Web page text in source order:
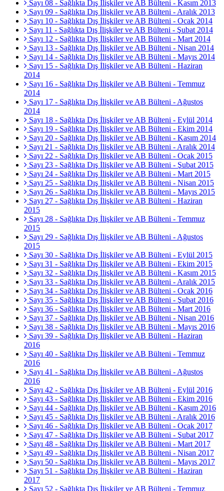
Sayı 08 - Sağlıkta Dış İlişkiler ve AB Bülteni - Kasım 2013
Sayı 09 - Sağlıkta Dış İlişkiler ve AB Bülteni - Aralık 2013
Sayı 10 - Sağlıkta Dış İlişkiler ve AB Bülteni - Ocak 2014
Sayı 11 - Sağlıkta Dış İlişkiler ve AB Bülteni - Şubat 2014
Sayı 12 - Sağlıkta Dış İlişkiler ve AB Bülteni - Mart 2014
Sayı 13 - Sağlıkta Dış İlişkiler ve AB Bülteni - Nisan 2014
Sayı 14 - Sağlıkta Dış İlişkiler ve AB Bülteni - Mayıs 2014
Sayı 15 - Sağlıkta Dış İlişkiler ve AB Bülteni - Haziran
2014
Sayı 16 - Sağlıkta Dış İlişkiler ve AB Bülteni - Temmuz
2014
Sayı 17 - Sağlıkta Dış İlişkiler ve AB Bülteni - Ağustos
2014
Sayı 18 - Sağlıkta Dış İlişkiler ve AB Bülteni - Eylül 2014
Sayı 19 - Sağlıkta Dış İlişkiler ve AB Bülteni - Ekim 2014
Sayı 20 - Sağlıkta Dış İlişkiler ve AB Bülteni - Kasım 2014
Sayı 21 - Sağlıkta Dış İlişkiler ve AB Bülteni - Aralık 2014
Sayı 22 - Sağlıkta Dış İlişkiler ve AB Bülteni - Ocak 2015
Sayı 23 - Sağlıkta Dış İlişkiler ve AB Bülteni - Şubat 2015
Sayı 24 - Sağlıkta Dış İlişkiler ve AB Bülteni - Mart 2015
Sayı 25 - Sağlıkta Dış İlişkiler ve AB Bülteni - Nisan 2015
Sayı 26 - Sağlıkta Dış İlişkiler ve AB Bülteni - Mayıs 2015
Sayı 27 - Sağlıkta Dış İlişkiler ve AB Bülteni - Haziran
2015
Sayı 28 - Sağlıkta Dış İlişkiler ve AB Bülteni - Temmuz
2015
Sayı 29 - Sağlıkta Dış İlişkiler ve AB Bülteni - Ağustos
2015
Sayı 30 - Sağlıkta Dış İlişkiler ve AB Bülteni - Eylül 2015
Sayı 31 - Sağlıkta Dış İlişkiler ve AB Bülteni - Ekim 2015
Sayı 32 - Sağlıkta Dış İlişkiler ve AB Bülteni - Kasım 2015
Sayı 33 - Sağlıkta Dış İlişkiler ve AB Bülteni - Aralık 2015
Sayı 34 - Sağlıkta Dış İlişkiler ve AB Bülteni - Ocak 2016
Sayı 35 - Sağlıkta Dış İlişkiler ve AB Bülteni - Şubat 2016
Sayı 36 - Sağlıkta Dış İlişkiler ve AB Bülteni - Mart 2016
Sayı 37 - Sağlıkta Dış İlişkiler ve AB Bülteni - Nisan 2016
Sayı 38 - Sağlıkta Dış İlişkiler ve AB Bülteni - Mayıs 2016
Sayı 39 - Sağlıkta Dış İlişkiler ve AB Bülteni - Haziran
2016
Sayı 40 - Sağlıkta Dış İlişkiler ve AB Bülteni - Temmuz
2016
Sayı 41 - Sağlıkta Dış İlişkiler ve AB Bülteni - Ağustos
2016
Sayı 42 - Sağlıkta Dış İlişkiler ve AB Bülteni - Eylül 2016
Sayı 43 - Sağlıkta Dış İlişkiler ve AB Bülteni - Ekim 2016
Sayı 44 - Sağlıkta Dış İlişkiler ve AB Bülteni - Kasım 2016
Sayı 45 - Sağlıkta Dış İlişkiler ve AB Bülteni - Aralık 2016
Sayı 46 - Sağlıkta Dış İlişkiler ve AB Bülteni - Ocak 2017
Sayı 47 - Sağlıkta Dış İlişkiler ve AB Bülteni - Şubat 2017
Sayı 48 - Sağlıkta Dış İlişkiler ve AB Bülteni - Mart 2017
Sayı 49 - Sağlıkta Dış İlişkiler ve AB Bülteni - Nisan 2017
Sayı 50 - Sağlıkta Dış İlişkiler ve AB Bülteni - Mayıs 2017
Sayı 51 - Sağlıkta Dış İlişkiler ve AB Bülteni - Haziran
2017
Sayı 52 - Sağlıkta Dış İlişkiler ve AB Bülteni - Temmuz